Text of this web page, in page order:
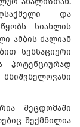
და
სიახლის
ამბის ძალიან
სენსაციური
პოტენციურად
შეცდომაში
შექმნილია